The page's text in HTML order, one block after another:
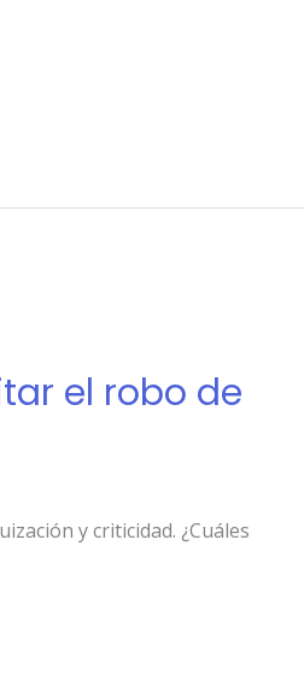
el robo de
y criticidad. ¿Cuáles